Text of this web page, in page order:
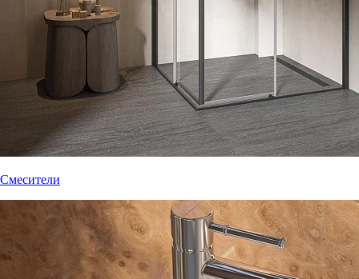
Смесители